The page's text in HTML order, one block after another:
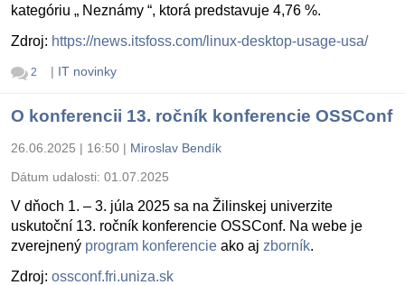
kategóriu „ Neznámy “, ktorá predstavuje 4,76 %.
Zdroj: https://news.itsfoss.com/linux-desktop-usage-usa/
2 | IT novinky
O konferencii 13. ročník konferencie OSSConf
26.06.2025 | 16:50 | Miroslav Bendík
Dátum udalosti: 01.07.2025
V dňoch 1. – 3. júla 2025 sa na Žilinskej univerzite
uskutoční 13. ročník konferencie OSSConf. Na webe je
zverejnený program konferencie ako aj zborník.
Zdroj: ossconf.fri.uniza.sk